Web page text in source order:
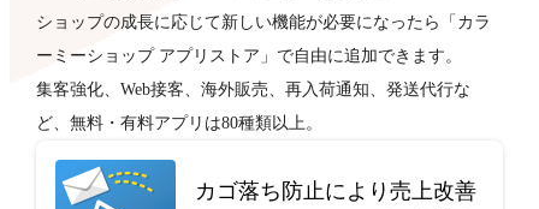
ショップの成長に応じて新しい機能が必要になったら「カラ
ーミーショップ アプリストア」で自由に追加できます。
集客強化、Web接客、海外販売、再入荷通知、発送代行な
ど、無料・有料アプリは80種類以上。
カゴ落ち防止により売上改善